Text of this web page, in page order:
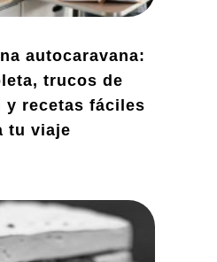
autocaravana:
trucos de
y recetas fáciles
tu viaje